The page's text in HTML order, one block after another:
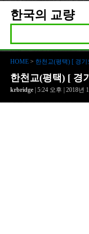
한국의 교량
HOME > 한천교(평택) [ 경
한천교(평택) [ 경
krbridge | 5:24 오후 | 2018년